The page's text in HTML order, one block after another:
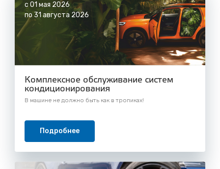
с 01 мая 2026
по 31 августа 2026
Комплексное обслуживание систем
кондиционирования
В машине не должно быть как в тропиках!
Подробнее